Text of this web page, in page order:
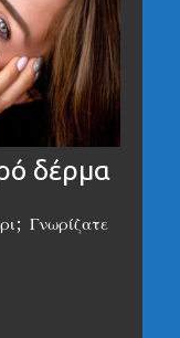
δέρμα
Γνωρίζατε